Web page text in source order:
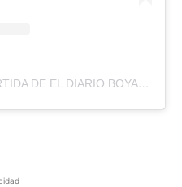
UNA PUBLICACIÓN COMPARTIDA DE EL DIARIO BOYACÁ (@ELDIARIOBOYACA)